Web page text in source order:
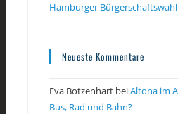
Hamburger
Neueste Kommentare
Eva Botzenhart beiAltona im
Bus, Rad und Bahn?